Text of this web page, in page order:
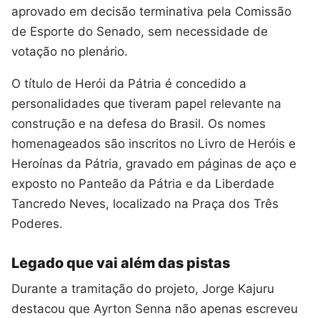
aprovado em decisão terminativa pela Comissão
de Esporte do Senado, sem necessidade de
votação no plenário.
O título de Herói da Pátria é concedido a
personalidades que tiveram papel relevante na
construção e na defesa do Brasil. Os nomes
homenageados são inscritos no Livro de Heróis e
Heroínas da Pátria, gravado em páginas de aço e
exposto no Panteão da Pátria e da Liberdade
Tancredo Neves, localizado na Praça dos Três
Poderes.
Legado que vai além das pistas
Durante a tramitação do projeto, Jorge Kajuru
destacou que Ayrton Senna não apenas escreveu